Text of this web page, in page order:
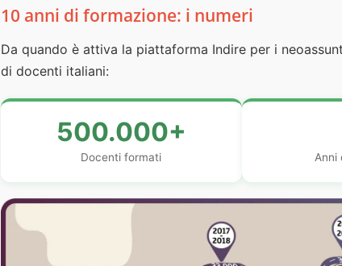
10 anni di formazione: i numeri
Da quando è attiva la piattaforma Indire per i
di docenti italiani:
500.000+
Docenti formati Anni